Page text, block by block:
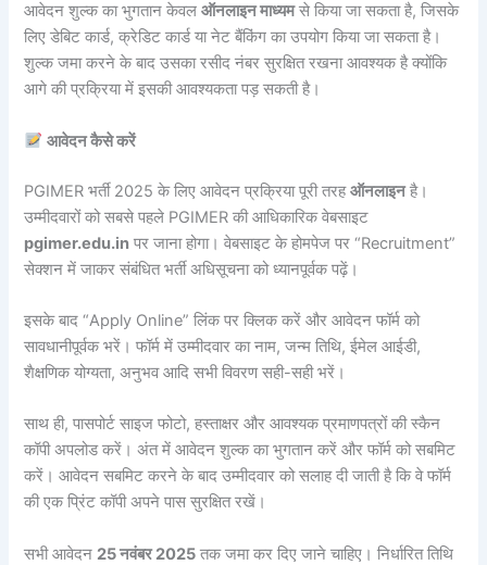
आवेदन शुल्क का भुगतान केवलऑनलाइन माध्यमसे किया जा सकता है, जिसके
लिए डेबिट कार्ड, क्रेडिट कार्ड या नेट बैंकिंग का उपयोग किया जा सकता है।
शुल्क जमा करने के बाद उसका रसीद नंबर सुरक्षित रखना आवश्यक है क्योंकि
आगे की प्रक्रिया में इसकी आवश्यकता पड़ सकती है।
आवेदन कैसे करें
PGIMER भर्ती 2025 के लिए आवेदन प्रक्रिया पूरी तरहऑनलाइनहै।
उम्मीदवारों को सबसे पहले PGIMER की आधिकारिक वेबसाइट
pgimer.edu.in पर जाना होगा। वेबसाइट के होमपेज पर “Recruitment”
सेक्शन में जाकर संबंधित भर्ती अधिसूचना को ध्यानपूर्वक पढ़ें।
इसके बाद “Apply Online” लिंक पर क्लिक करें और आवेदन फॉर्म को
सावधानीपूर्वक भरें। फॉर्म में उम्मीदवार का नाम, जन्म तिथि, ईमेल आईडी,
शैक्षणिक योग्यता, अनुभव आदि सभी विवरण सही-सही भरें।
साथ ही, पासपोर्ट साइज फोटो, हस्ताक्षर और आवश्यक प्रमाणपत्रों की स्कैन
कॉपी अपलोड करें। अंत में आवेदन शुल्क का भुगतान करें और फॉर्म को सबमिट
करें। आवेदन सबमिट करने के बाद उम्मीदवार को सलाह दी जाती है कि वे फॉर्म
की एक प्रिंट कॉपी अपने पास सुरक्षित रखें।
सभी आवेदन 25 नवंबर 2025 तक जमा कर दिए जाने चाहिए। निर्धारित तिथि